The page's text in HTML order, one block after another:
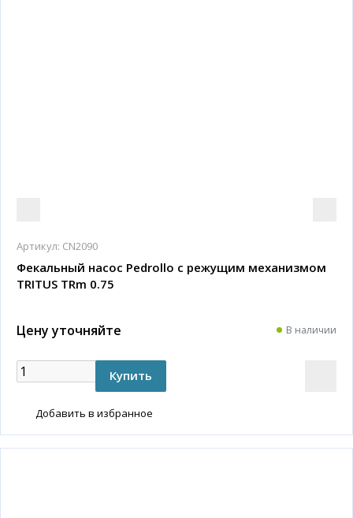
Артикул: CN2090
Фекальный насос Pedrollo с режущим механизмом
TRITUS TRm 0.75
Цену уточняйте В наличии
Добавить в избранное